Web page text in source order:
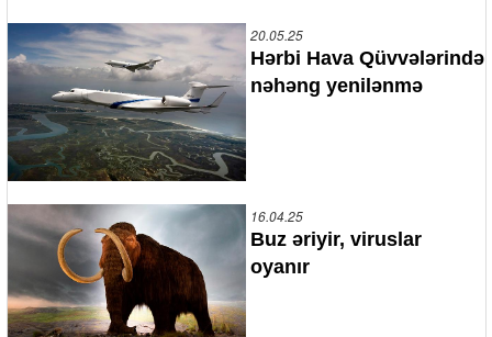
20.05.25
Hərbi Hava Qüvvələrində
nəhəng yenilənmə
16.04.25
Buz əriyir, viruslar
oyanır